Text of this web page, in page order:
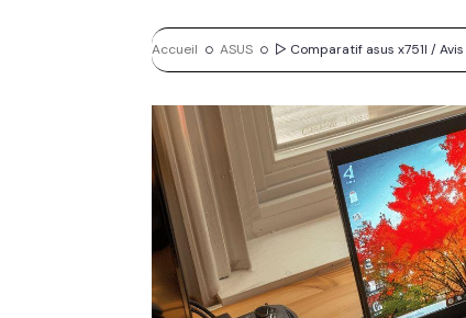
Accueil ASUS ▷ Comparatif asus x751l / Avis